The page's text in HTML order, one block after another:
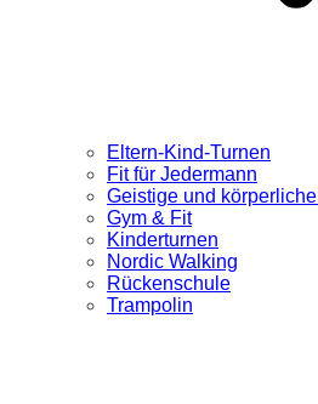
Eltern-Kind-Turnen
Fit für Jedermann
Geistige und
Gym & Fit
Kinderturnen
Nordic Walking
Rückenschule
Trampolin